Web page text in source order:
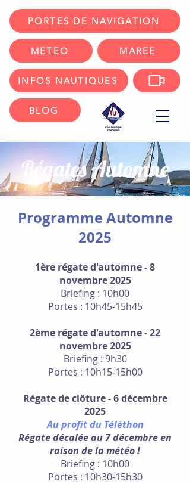
MAREE
PORTES DE NAVIGATION
METEO
INFOS NAUTIQUES
BLOG
Régates Automne
Programme Automne
2025
1ère régate d'automne - 8
novembre 2025
Briefing : 10h00
Portes : 10h45-15h45
2ème régate d'automne - 22
novembre 2025
Briefing : 9h30
Portes : 10h15-15h00
Régate de clôture - 6 décembre
2025
Au profit du Téléthon
Régate décalée au 7 décembre en
raison de la météo !
Briefing : 10h00
Portes : 10h30-15h30